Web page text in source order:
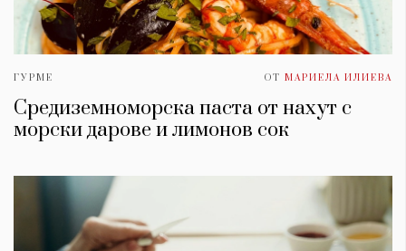
ГУРМЕ ОТ МАРИЕЛА ИЛИЕВА
Средиземноморска паста от нахут с
морски дарове и лимонов сок